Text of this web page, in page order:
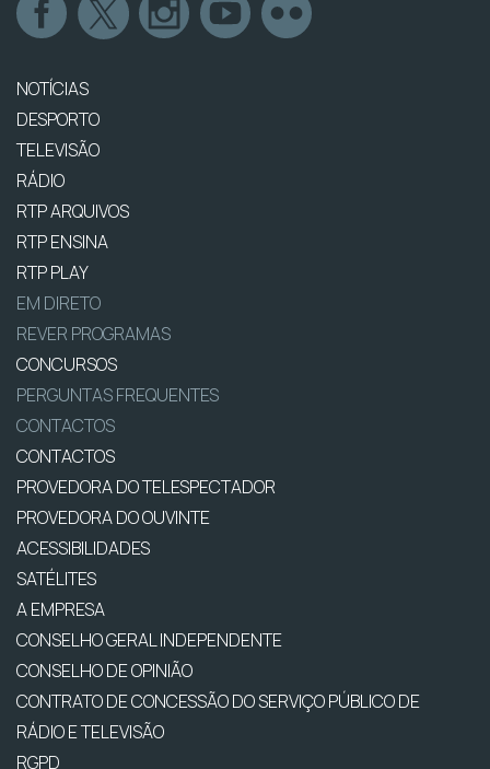
NOTÍCIAS
DESPORTO
TELEVISÃO
RÁDIO
RTP ARQUIVOS
RTP ENSINA
RTP PLAY
EM DIRETO
REVER PROGRAMAS
CONCURSOS
PERGUNTAS FREQUENTES
CONTACTOS
CONTACTOS
PROVEDORA DO TELESPECTADOR
PROVEDORA DO OUVINTE
ACESSIBILIDADES
SATÉLITES
A EMPRESA
CONSELHO GERAL INDEPENDENTE
CONSELHO DE OPINIÃO
CONTRATO DE CONCESSÃO DO SERVIÇO PÚBLICO DE
RÁDIO E TELEVISÃO
RGPD